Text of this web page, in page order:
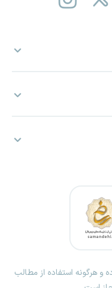
و هرگونه استفاده از مطالب